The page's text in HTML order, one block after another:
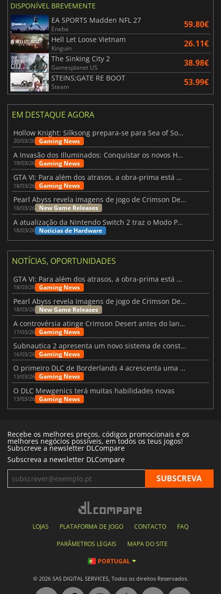
DISPONÍVEL BREVEMENTE
EA SPORTS Madden NFL 27
Eneba 59.80€
Hell Let Loose Vietnam
Kinguin 26.11€
The Sinking City 2
Gamesplanet US 38.98€
STEINS;GATE RE BOOT
Steam 53.99€
EM DESTAQUE AGORA
Hollow Knight: Silksong prepara-se para Sea of Sorrow com um patch
20/03/26 Gaming News
A Invasão dos Illuminados: Conquistar os novos Helldivers 2 Atualização!
19/03/26 Gaming News
GTA VI: Para além dos atrasos, a obra-prima está quase a chegar
18/03/26 Gaming News
Pearl Abyss revela imagens de jogo de Crimson Desert para a PS5
18/03/26 New Game Releases
A atualização da Nintendo Switch 2 traz o Modo Portátil aos jogos mais antigos da Switch
18/03/26 Notícias de Hardware
NOTÍCIAS, OPORTUNIDADES
GTA VI: Para além dos atrasos, a obra-prima está quase a chegar
18/03/26 Gaming News
Pearl Abyss revela imagens de jogo de Crimson Desert para a PS5
18/03/26 New Game Releases
A controvérsia atinge Crimson Desert antes do lançamento
17/03/26 Gaming News
Subnautica 2 apresenta um novo sistema de construção de bases
16/03/26 Gaming News
O primeiro DLC de Borderlands 4 acrescenta uma nova personagem e muito mais
13/03/26 Gaming News
O DLC Mewgenics terá muitas habilidades novas
13/03/26 Gaming News
Recebe os melhores preços, códigos promocionais e os
melhores negócios possíveis, em todos os teus jogos!
Subscreve a newsletter DLCompare
Subscreva a newsletter DLCompare
LOJAS PLATAFORMA DE JOGO CONTACTO FAQ
PARÂMETROS LEGAIS MAPA DO SITE
PORTUGAL
© 2026 SAS DIGITAL SERVICES, Todos os direitos Reservados.